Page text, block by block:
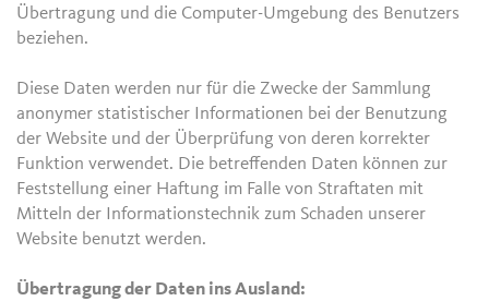
Übertragung und die Computer-Umgebung des Benutzers
beziehen.
Diese Daten werden nur für die Zwecke der Sammlung
anonymer statistischer Informationen bei der Benutzung
der Website und der Überprüfung von deren korrekter
Funktion verwendet. Die betreffenden Daten können zur
Feststellung einer Haftung im Falle von Straftaten mit
Mitteln der Informationstechnik zum Schaden unserer
Website benutzt werden.
Übertragung der Daten ins Ausland: